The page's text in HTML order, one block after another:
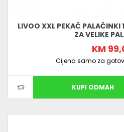
LIVOO XXL PEKAČ
ZA VELIKE
KM
Cijena samo za
KUPI ODMAH